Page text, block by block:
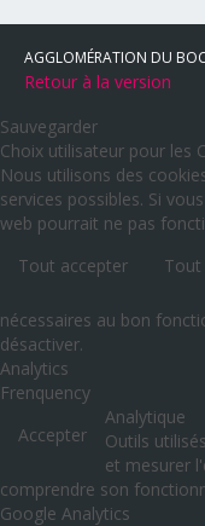
AGGLOMÉRATION DU
Retour à la version
Sauvegarder
Choix utilisateur pour les
Nous utilisons des
services possibles. Si
web pourrait ne pas
Tout accepter
Tout
nécessaires au bon
désactiver.
Analytics
Frenquency
Accepter
Analytique
Outils
et mesurer
comprendre son
Google Analytics